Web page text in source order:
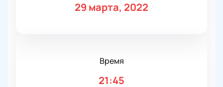
29 марта, 2022
Время
21:45